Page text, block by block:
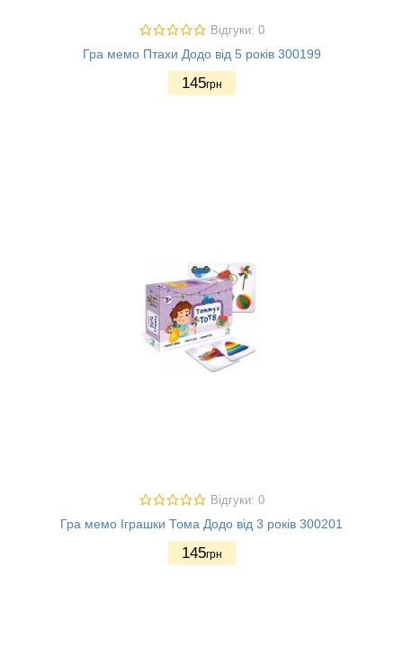
Відгуки: 0
Гра мемо Птахи Додо від 5 років 300199
145грн
Відгуки: 0
Гра мемо Іграшки Тома Додо від 3 років 300201
145грн